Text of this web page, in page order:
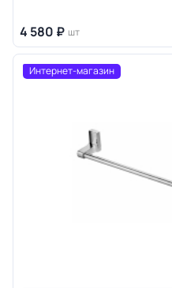
4 580 ₽ шт
Интернет-магазин